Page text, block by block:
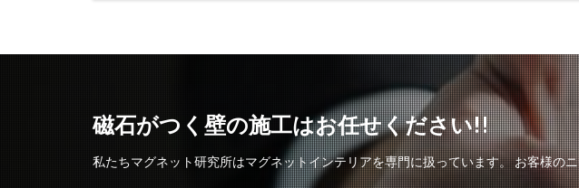
磁石がつく壁の施工はお任せください!!
私たちマグネット研究所はマグネットインテリアを専門に扱っています。 お客様の